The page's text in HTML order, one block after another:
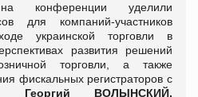
конференции уделили
для компаний-участников
украинской торговли в
развития решений
торговли, а также
фискальных регистраторов с
Георгий ВОЛЫНСКИЙ,